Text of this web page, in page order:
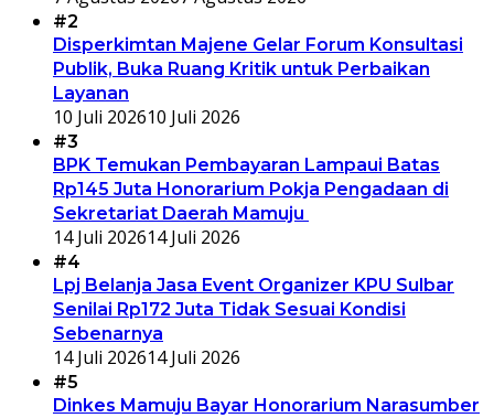
#2
Disperkimtan Majene Gelar Forum Konsultasi
Publik, Buka Ruang Kritik untuk Perbaikan
Layanan
10 Juli 202610 Juli 2026
#3
BPK Temukan Pembayaran Lampaui Batas
Rp145 Juta Honorarium Pokja Pengadaan di
Sekretariat Daerah Mamuju
14 Juli 202614 Juli 2026
#4
Lpj Belanja Jasa Event Organizer KPU Sulbar
Senilai Rp172 Juta Tidak Sesuai Kondisi
Sebenarnya
14 Juli 202614 Juli 2026
#5
Dinkes Mamuju Bayar Honorarium Narasumber